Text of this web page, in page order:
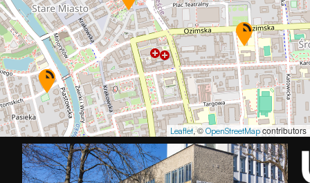
Leaflet, © OpenStreetMap contributors